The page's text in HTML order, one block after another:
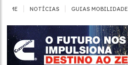
HOME NOTÍCIAS GUIAS MOBILIDADE